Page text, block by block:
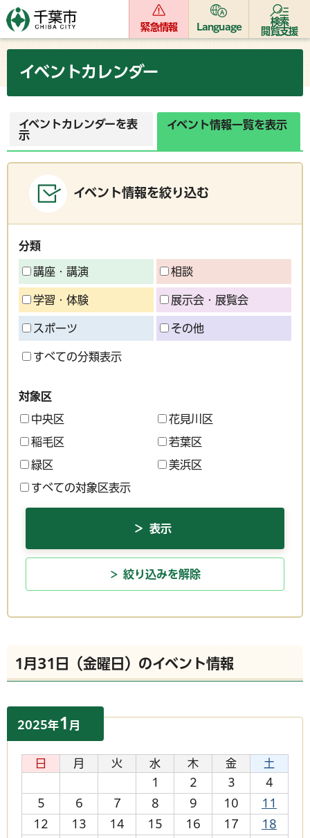
緊急情報 Language
検索
閲覧支援
イベントカレンダー
イベントカレンダーを表
示
イベント情報一覧を表示
イベント情報を絞り込む
分類
講座・講演 相談
学習・体験 展示会・展覧会
スポーツ その他
すべての分類表示
対象区
中央区 花見川区
稲毛区 若葉区
緑区 美浜区
すべての対象区表示
絞り込みを解除
1月31日（金曜日）のイベント情報
2025年1 月
日 月 火 水 木 金
土
1
2 3
4
5
6 7 8 9 10
11
12
13 14 15 16 17
18